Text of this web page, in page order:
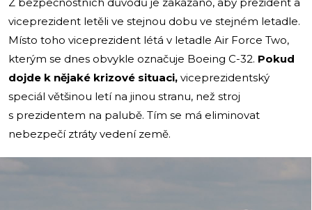
viceprezident letěli ve stejnou dobu ve stejném letadle.
Místo toho viceprezident létá v letadle Air Force Two,
kterým se dnes obvykle označuje Boeing C-32. Pokud
dojde k nějaké krizové situaci, viceprezidentský
speciál většinou letí na jinou stranu, než stroj
s prezidentem na palubě. Tím se má eliminovat
nebezpečí ztráty vedení země.